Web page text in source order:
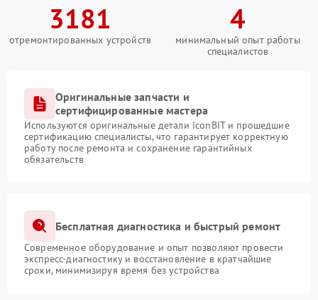
3181
отремонтированных устройств
4
минимальный опыт работы
специалистов
Оригинальные запчасти и
сертифицированные мастера
Используются оригинальные детали iconBIT и прошедшие
сертификацию специалисты, что гарантирует корректную
работу после ремонта и сохранение гарантийных
обязательств
Бесплатная диагностика и быстрый ремонт
Современное оборудование и опыт позволяют провести
экспресс-диагностику и восстановление в кратчайшие
сроки, минимизируя время без устройства